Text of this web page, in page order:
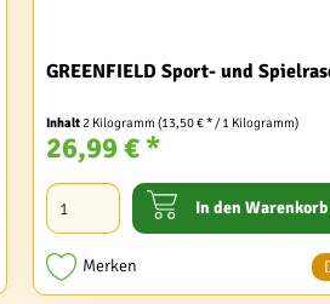
GREENFIELD Sport- und
Inhalt2 Kilogramm (13,50 € * / 1 Kilogramm)
26,99 € *
In den Warenkorb
Merken